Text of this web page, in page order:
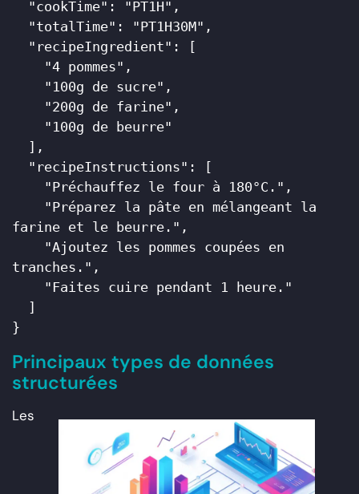
farine et le beurre.",
tranches.",
Principaux types de données
structurées
Les